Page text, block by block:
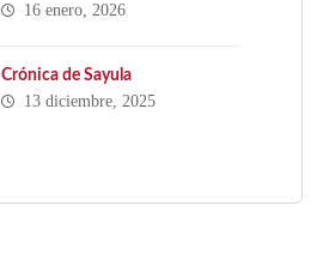
ausente. Hacia una Ley Estatal
16 enero, 2026
Crónica de Sayula
13 diciembre, 2025